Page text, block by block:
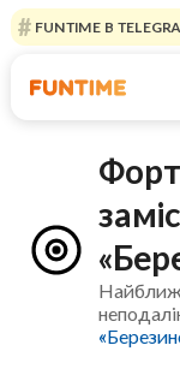
FUNTIME В